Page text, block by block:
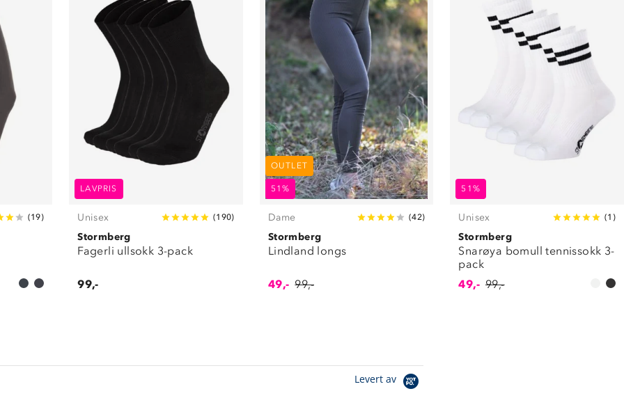
(19)
LAVPRIS
Unisex (190)
Stormberg
Fagerli ullsokk 3-pack
99,-
OUTLET
51%
Dame (42)
Stormberg
Lindland longs
49,- 99,-
51%
Unisex (1 )
Stormberg
Snarøya bomull tennissokk 3-
pack
49,- 99,-
Levert av